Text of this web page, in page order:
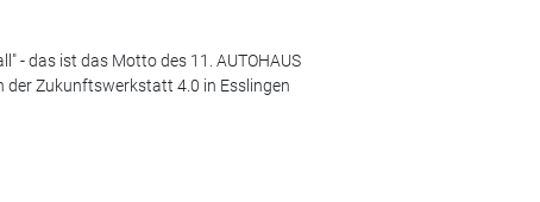
- das ist das Motto des 11. AUTOHAUS
der Zukunftswerkstatt 4.0 in Esslingen